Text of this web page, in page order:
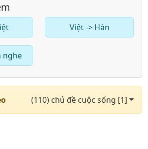
Việt -> Hàn
nghe
(110) chủ đề cuộc sống [1]